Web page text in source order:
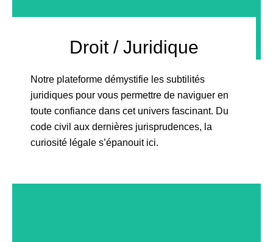
Droit / Juridique
Notre plateforme démystifie les subtilités
juridiques pour vous permettre de naviguer en
toute confiance dans cet univers fascinant. Du
code civil aux dernières jurisprudences, la
curiosité légale s’épanouit ici.